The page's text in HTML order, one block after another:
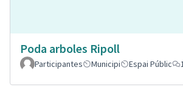
Poda arboles Ripoll
Participantes
Municipi Espai Públic